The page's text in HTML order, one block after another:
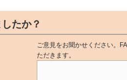
たか？
ご意見をお聞かせください。
ただきます。